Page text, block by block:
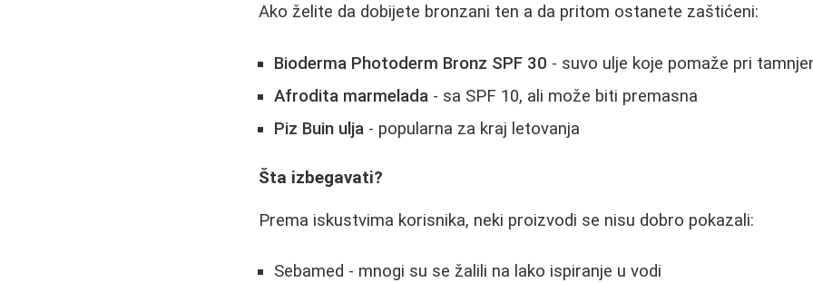
Ako želite da dobijete bronzani ten a da pritom ostanete zaštićeni:
Bioderma Photoderm Bronz SPF 30 - suvo ulje koje pomaže pri
Afrodita marmelada - sa SPF 10, ali može biti premasna
Piz Buin ulja - popularna za kraj letovanja
Šta izbegavati?
Prema iskustvima korisnika, neki proizvodi se nisu dobro pokazali:
Sebamed - mnogi su se žalili na lako ispiranje u vodi